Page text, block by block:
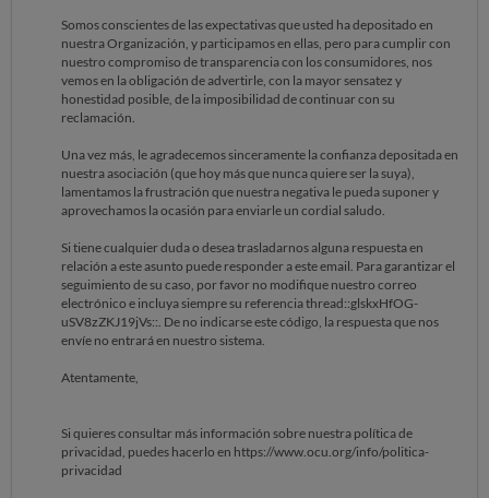
Somos conscientes de las expectativas que usted ha depositado en
nuestra Organización, y participamos en ellas, pero para cumplir con
nuestro compromiso de transparencia con los consumidores, nos
vemos en la obligación de advertirle, con la mayor sensatez y
honestidad posible, de la imposibilidad de continuar con su
reclamación.
Una vez más, le agradecemos sinceramente la confianza depositada en
nuestra asociación (que hoy más que nunca quiere ser la suya),
lamentamos la frustración que nuestra negativa le pueda suponer y
aprovechamos la ocasión para enviarle un cordial saludo.
Si tiene cualquier duda o desea trasladarnos alguna respuesta en
relación a este asunto puede responder a este email. Para garantizar el
seguimiento de su caso, por favor no modifique nuestro correo
electrónico e incluya siempre su referencia thread::glskxHfOG-
uSV8zZKJ19jVs::. De no indicarse este código, la respuesta que nos
envíe no entrará en nuestro sistema.
Atentamente,
Si quieres consultar más información sobre nuestra política de
privacidad, puedes hacerlo en https://www.ocu.org/info/politica-
privacidad